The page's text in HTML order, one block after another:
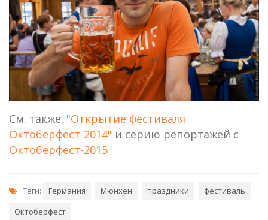
См. также: "Открытие фестиваля
Октоберфест-2014" и серию репортажей с
Октоберфест-2015
Теги: Германия Мюнхен праздники
фестиваль
Октоберфест